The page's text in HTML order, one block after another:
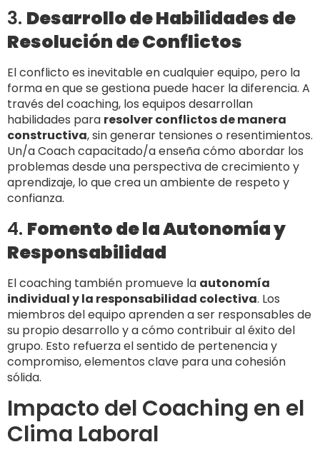
3. Desarrollo de Habilidades de
Resolución de Conflictos
El conflicto es inevitable en cualquier equipo, pero la
forma en que se gestiona puede hacer la diferencia. A
través del coaching, los equipos desarrollan
habilidades para resolver conflictos de manera
constructiva, sin generar tensiones o resentimientos.
Un/a Coach capacitado/a enseña cómo abordar los
problemas desde una perspectiva de crecimiento y
aprendizaje, lo que crea un ambiente de respeto y
confianza.
4. Fomento de la Autonomía y
Responsabilidad
El coaching también promueve la autonomía
individual y la responsabilidad colectiva. Los
miembros del equipo aprenden a ser responsables de
su propio desarrollo y a cómo contribuir al éxito del
grupo. Esto refuerza el sentido de pertenencia y
compromiso, elementos clave para una cohesión
sólida.
Impacto del Coaching en el
Clima Laboral